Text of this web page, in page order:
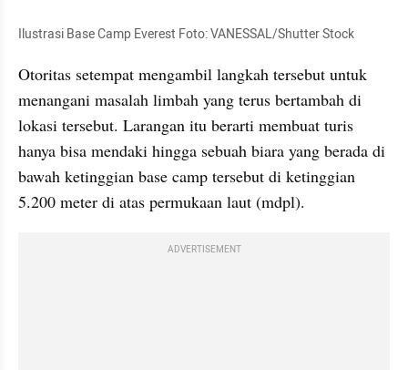
Ilustrasi Base Camp Everest Foto: VANESSAL/Shutter Stock
Otoritas setempat mengambil langkah tersebut untuk
menangani masalah limbah yang terus bertambah di
lokasi tersebut. Larangan itu berarti membuat turis
hanya bisa mendaki hingga sebuah biara yang berada di
bawah ketinggian base camp tersebut di ketinggian
5.200 meter di atas permukaan laut (mdpl).
ADVERTISEMENT